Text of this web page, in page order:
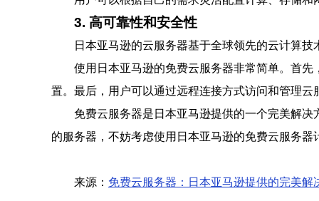
3. 高可靠性和安全性
日本亚马逊的云服务器基于全球领先的云计算
使用日本亚马逊的免费云服务器非常简单。首
置。最后，用户可以通过远程连接方式访问和管理云
免费云服务器是日本亚马逊提供的一个完美解
的服务器，不妨考虑使用日本亚马逊的免费云服务器
来源： 免费云服务器：日本亚马逊提供的完美解